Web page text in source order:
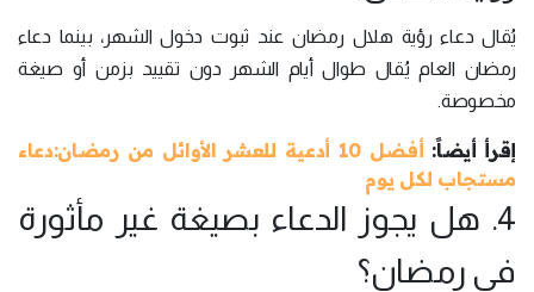
يُقال دعاء رؤية هلال رمضان عند ثبوت دخول الشهر، بينما دعاء
رمضان العام يُقال طوال أيام الشهر دون تقييد بزمن أو صيغة
مخصوصة.
إقرأ أيضاً:
أفضل 10 أدعية للعشر الأوائل من رمضان:دعاء
مستجاب لكل يوم
4. هل يجوز الدعاء بصيغة غير مأثورة
في رمضان؟